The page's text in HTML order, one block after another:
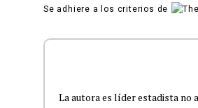
Se adhiere a los criterios de
La autora es líder estadista no